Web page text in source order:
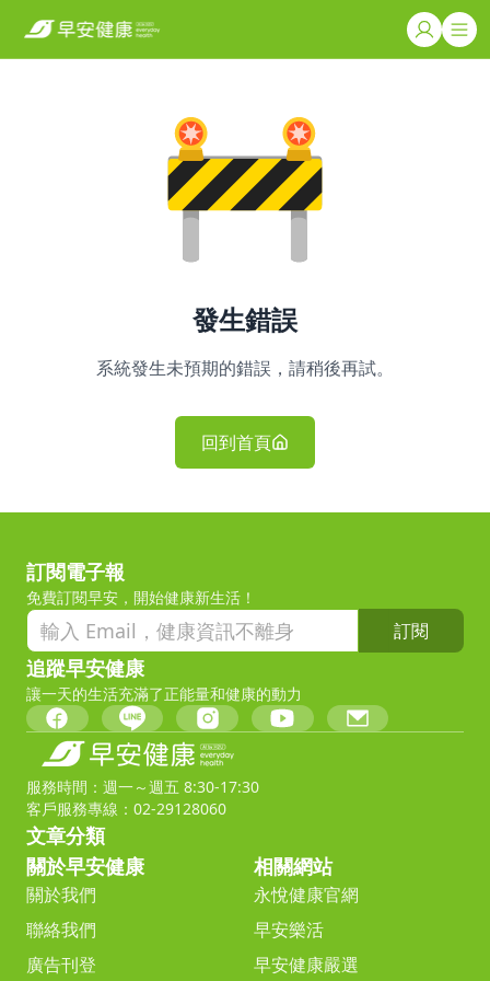
發生錯誤
系統發生未預期的錯誤，請稍後再試。
回到首頁
訂閱電子報
免費訂閱早安，開始健康新生活！
訂閱
追蹤早安健康
讓一天的生活充滿了正能量和健康的動力
服務時間：週一～週五 8:30-17:30
客戶服務專線：02-29128060
文章分類
關於早安健康
關於我們
聯絡我們
廣告刊登
相關網站
永悅健康官網
早安樂活
早安健康嚴選